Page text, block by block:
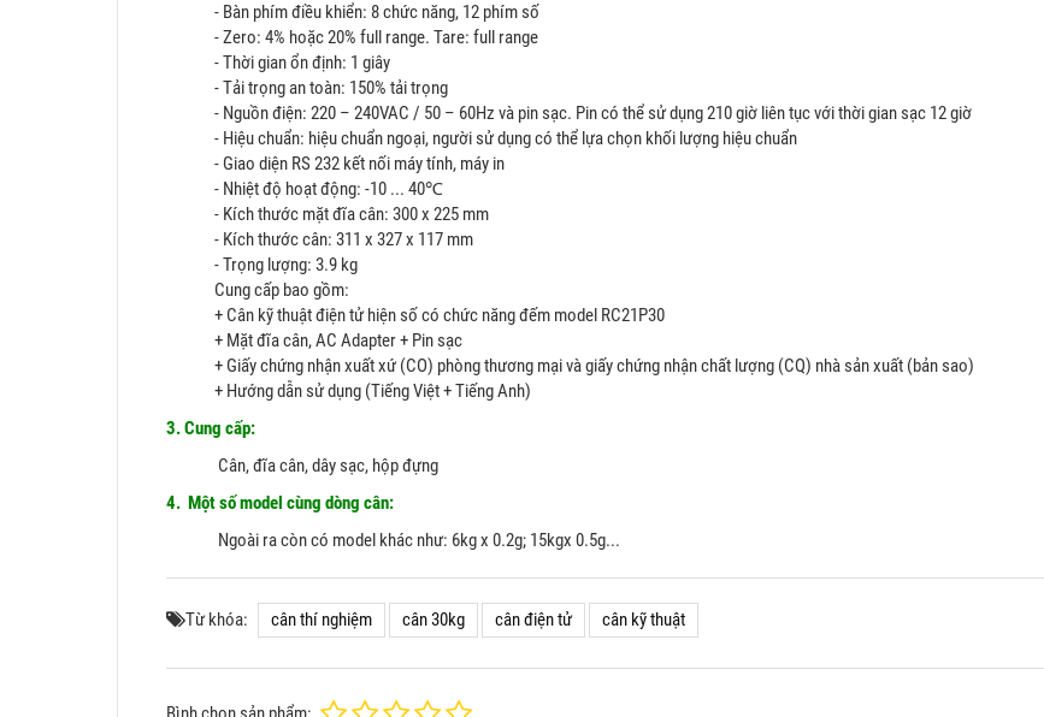
- Bàn phím điều khiển: 8 chức năng, 12 phím số
- Zero: 4% hoặc 20% full range. Tare: full range
- Thời gian ổn định: 1 giây
- Tải trọng an toàn: 150% tải trọng
- Nguồn điện: 220 – 240VAC / 50 – 60Hz và pin sạc. Pin có thể sử dụng 210 giờ liên tục với thời gian sạc 12 giờ
- Hiệu chuẩn: hiệu chuẩn ngoại, người sử dụng có thể lựa chọn khối lượng hiệu chuẩn
- Giao diện RS 232 kết nối máy tính, máy in
- Nhiệt độ hoạt động: -10 ... 40℃
- Kích thước mặt đĩa cân: 300 x 225 mm
- Kích thước cân: 311 x 327 x 117 mm
- Trọng lượng: 3.9 kg
Cung cấp bao gồm:
+ Cân kỹ thuật điện tử hiện số có chức năng đếm model RC21P30
+ Mặt đĩa cân, AC Adapter + Pin sạc
+ Giấy chứng nhận xuất xứ (CO) phòng thương mại và giấy chứng nhận chất lượng (CQ) nhà sản xuất (bản sao)
+ Hướng dẫn sử dụng (Tiếng Việt + Tiếng Anh)
3. Cung cấp:
Cân, đĩa cân, dây sạc, hộp đựng
4. Một số model cùng dòng cân:
Ngoài ra còn có model khác như: 6kg x 0.2g; 15kgx 0.5g...
Từ khóa: cân thí nghiệm cân 30kg cân điện tử cân kỹ thuật